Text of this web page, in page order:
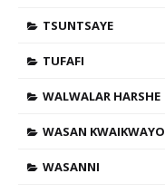
TSUNTSAYE
TUFAFI
WALWALAR HARSHE
WASAN KWAIKWAYO
WASANNI